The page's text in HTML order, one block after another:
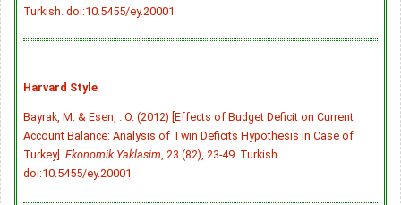
Turkish. doi:10.5455/ey.20001
Harvard Style
Bayrak, M. & Esen, . O. (2012) [Effects of Budget Deficit on Current
Account Balance: Analysis of Twin Deficits Hypothesis in Case of
Turkey]. Ekonomik Yaklasim , 23 (82), 23-49. Turkish.
doi:10.5455/ey.20001